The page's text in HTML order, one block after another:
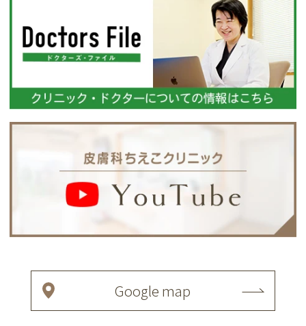
Google map